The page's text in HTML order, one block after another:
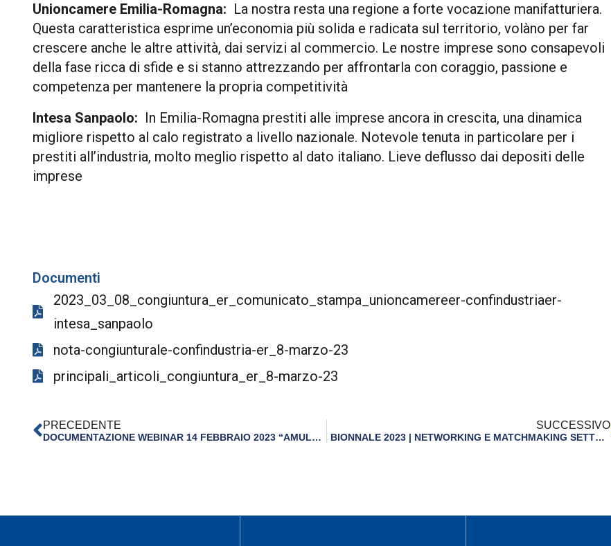
Unioncamere Emilia-Romagna: La nostra resta una regione a forte vocazione manifatturiera.
Questa caratteristica esprime un’economia più solida e radicata sul territorio, volàno per far
crescere anche le altre attività, dai servizi al commercio. Le nostre imprese sono consapevoli
della fase ricca di sfide e si stanno attrezzando per affrontarla con coraggio, passione e
competenza per mantenere la propria competitività
Intesa Sanpaolo: In Emilia-Romagna prestiti alle imprese ancora in crescita, una dinamica
migliore rispetto al calo registrato a livello nazionale. Notevole tenuta in particolare per i
prestiti all’industria, molto meglio rispetto al dato italiano. Lieve deflusso dai depositi delle
imprese
Documenti
2023_03_08_congiuntura_er_comunicato_stampa_unioncamereer-confindustriaer-
intesa_sanpaolo
nota-congiunturale-confindustria-er_8-marzo-23
principali_articoli_congiuntura_er_8-marzo-23
PRECEDENTE
DOCUMENTAZIONE WEBINAR 14 FEBBRAIO 2023 “AMULET 2ND OPEN CALL”
SUCCESSIVO
BIONNALE 2023 | NETWORKING E MATCHMAKING SETTORE SCIENZE DELLA VITA E SALUTE – 16 E 17 MAGGIO 2023